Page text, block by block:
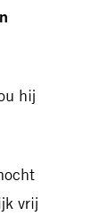
hij
vrij